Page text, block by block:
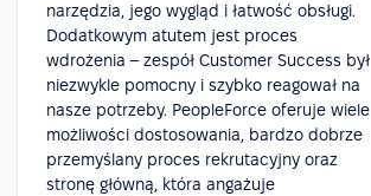
narzędzia, jego wygląd i łatwość obsługi.
Dodatkowym atutem jest proces
wdrożenia – zespół Customer Success był
niezwykle pomocny i szybko reagował na
nasze potrzeby. PeopleForce oferuje wiele
możliwości dostosowania, bardzo dobrze
przemyślany proces rekrutacyjny oraz
stronę główną, która angażuje